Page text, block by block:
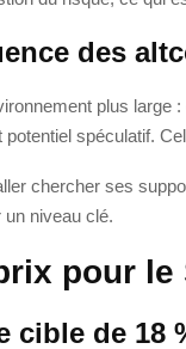
des
plus large
spéculatif.
chercher ses
un niveau clé.
pour
cible de 18